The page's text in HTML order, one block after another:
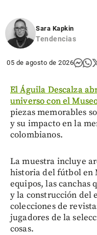
Sara Kapkin
Tendencias
05 de agosto de 2026
El Águila Descalza
universo con el
piezas memorables
y su impacto en la
colombianos.
La muestra incluye
historia del fútbol en
equipos, las canchas
y la construcción del
colecciones de
jugadores de la
cosas.